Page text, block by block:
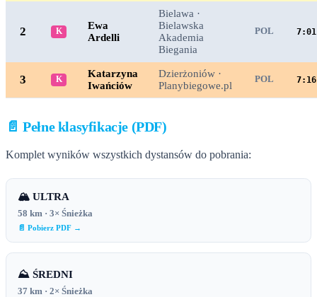
2 K
Ewa
Ardelli
Bielawa ·
Bielawska
Akademia
Biegania
POL
3 K
Katarzyna
Iwańciów
Dzierżoniów ·
Planybiegowe.pl
POL
📄 Pełne klasyfikacje (PDF)
Komplet wyników wszystkich dystansów do pobrania:
🏔 ULTRA
58 km · 3× Śnieżka
📄 Pobierz PDF →
⛰ ŚREDNI
37 km · 2× Śnieżka